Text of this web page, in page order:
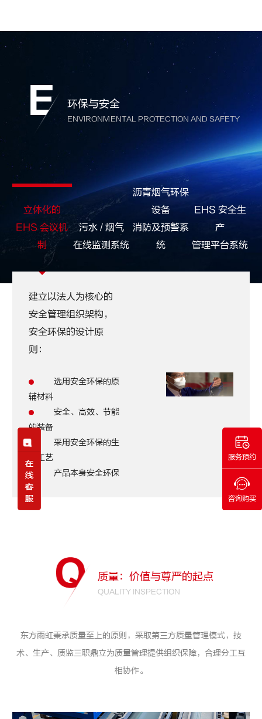
环保与安全
ENVIRONMENTAL PROTECTION AND SAFETY
立体化的
EHS 会议机
制
污水 / 烟气
在线监测系统
沥青烟气环保
设备
消防及预警系
统
EHS 安全生
产
管理平台系统
建立以法人为核心的
安全管理组织架构，
安全环保的设计原
则：
选用安全环保的原
辅材料
安全、高效、节能
的装备
采用安全环保的生
产工艺
产品本身安全环保
质量：价值与尊严的起点
QUALITY INSPECTION
东方雨虹秉承质量至上的原则，采取第三方质量管理模式，技
术、生产、质监三职鼎立为质量管理提供组织保障，合理分工互
相协作。
服务预约
咨询购买